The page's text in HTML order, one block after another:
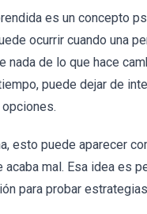
es un concepto
ocurrir cuando una
nada de lo que hace
puede dejar de
esto puede aparecer
acaba mal. Esa idea es
para probar